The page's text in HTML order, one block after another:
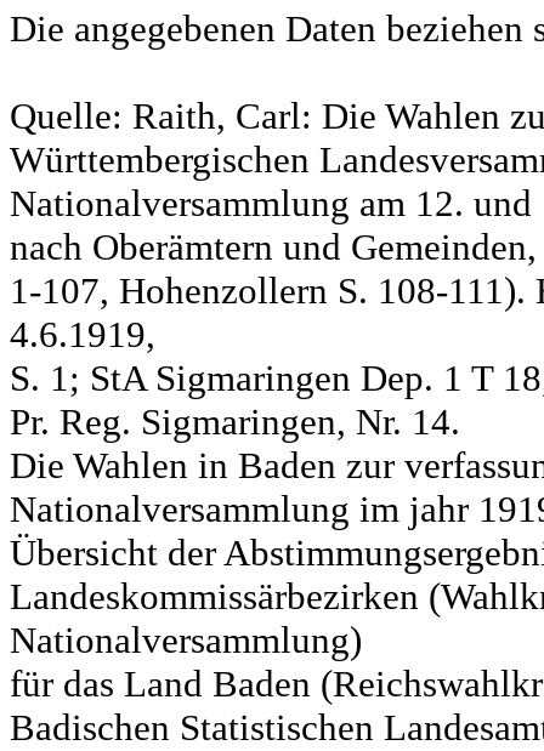
Die angegebenen Daten
Quelle: Raith, Carl: Die Wahlen
Württembergischen
Nationalversammlung am 12. und
nach Oberämtern und
1-107, Hohenzollern S. 108-
4.6.1919,
S. 1; StA Sigmaringen Dep. 1 T
Pr. Reg. Sigmaringen, Nr. 14.
Die Wahlen in Baden zur
Nationalversammlung im jahr
Übersicht der
Landeskommissärbezirken
Nationalversammlung)
für das Land Baden
Badischen Statistischen